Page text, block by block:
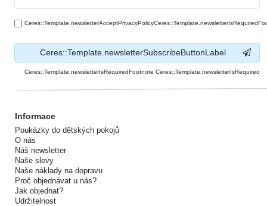
Ceres::Template.newsletterSubscribeButtonLabel
Ceres::Template.newsletterIsRequiredFootnote Ceres::Template.newsletterIsRequired
Informace
Poukázky do dětských pokojů
O nás
Náš newsletter
Naše slevy
Naše náklady na dopravu
Proč objednávat u nás?
Jak objednat?
Udržitelnost